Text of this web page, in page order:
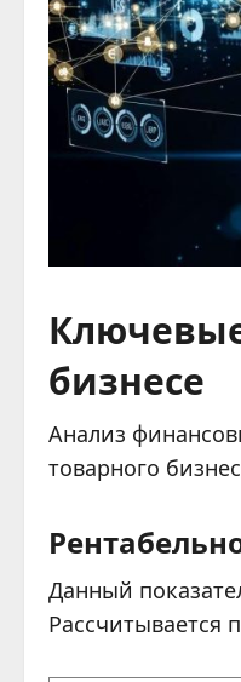
бизнесе
Анализ
товарного
Данный
Рассчитывается